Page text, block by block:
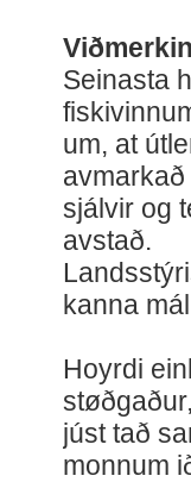
Seinasta
um, at
sjálvir og
avstað.
kanna
Hoyrdi
júst tað
monnum